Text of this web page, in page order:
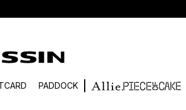
EXPRESS EN MONTEVIDEO Y CANELONES
PADDOCK